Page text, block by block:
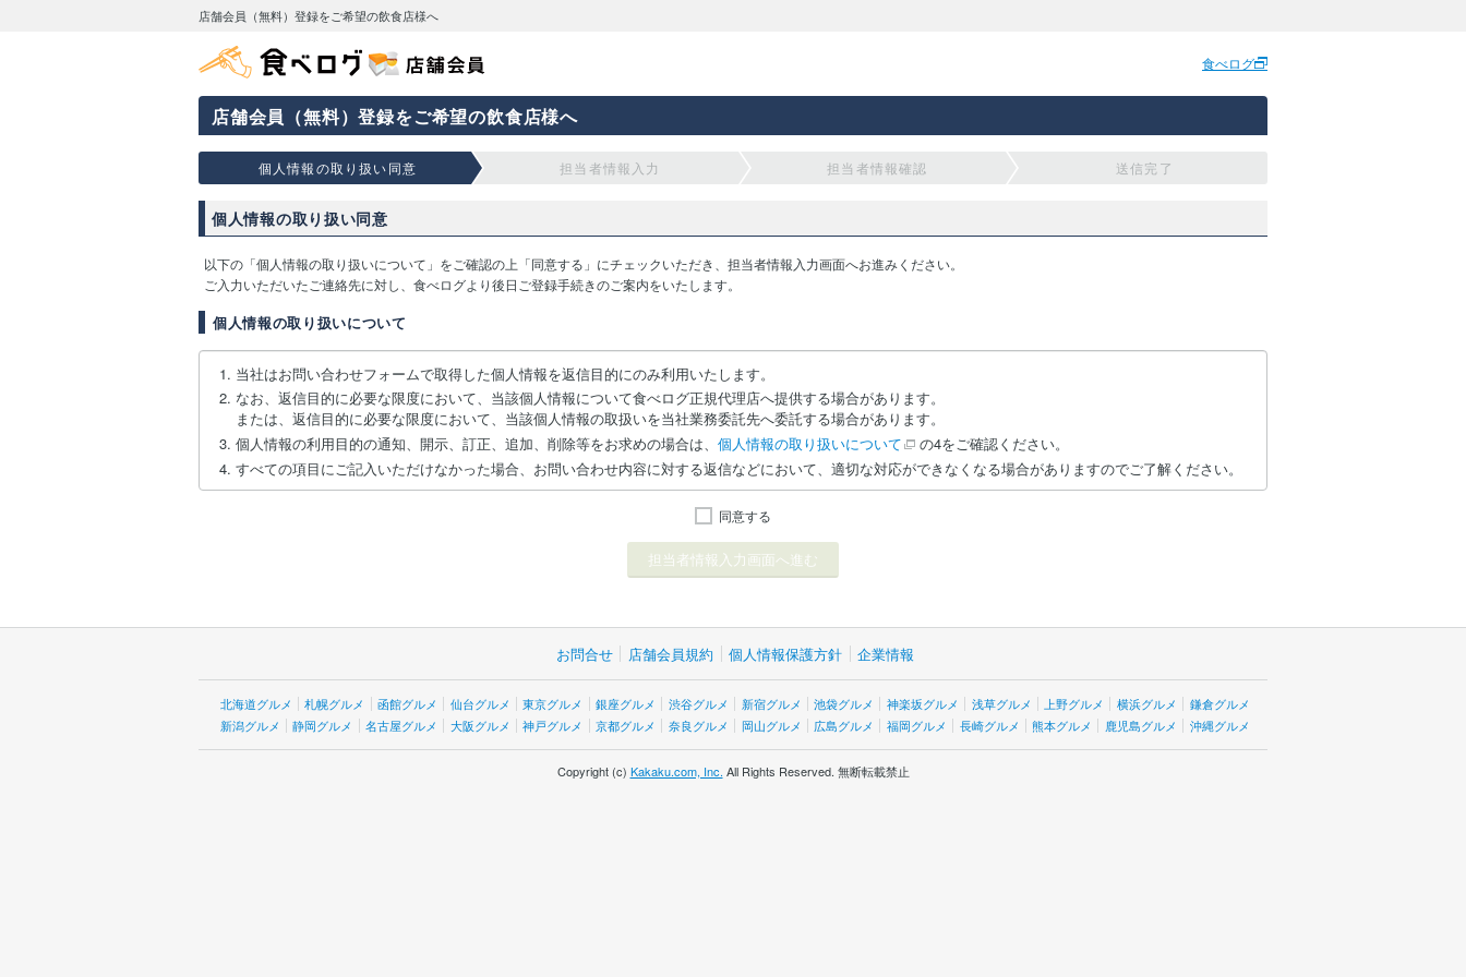
店舗会員（無料）登録をご希望の飲食店様へ
食べログ
店舗会員（無料）登録をご希望の飲食店様へ
個人情報の取り扱い同意 担当者情報入力 担当者情報確認 送信完了
個人情報の取り扱い同意
以下の「個人情報の取り扱いについて」をご確認の上「同意する」にチェックいただき、担当者情報入力画面へお進みください。
ご入力いただいたご連絡先に対し、食べログより後日ご登録手続きのご案内をいたします。
個人情報の取り扱いについて
当社はお問い合わせフォームで取得した個人情報を返信目的にのみ利用いたします。
なお、返信目的に必要な限度において、当該個人情報について食べログ正規代理店へ提供する場合があります。
または、返信目的に必要な限度において、当該個人情報の取扱いを当社業務委託先へ委託する場合があります。
個人情報の利用目的の通知、開示、訂正、追加、削除等をお求めの場合は、 個人情報の取り扱いについて
の4をご確認ください。
すべての項目にご記入いただけなかった場合、お問い合わせ内容に対する返信などにおいて、適切な対応ができなくなる場合がありますのでご了解ください。
同意する
お問合せ 店舗会員規約 個人情報保護方針 企業情報
北海道グルメ 札幌グルメ 函館グルメ 仙台グルメ 東京グルメ 銀座グルメ 渋谷グルメ 新宿グルメ 池袋グルメ 神楽坂グルメ 浅草グルメ 上野グルメ 横浜グルメ
鎌倉グルメ
新潟グルメ
静岡グルメ 名古屋グルメ 大阪グルメ 神戸グルメ 京都グルメ 奈良グルメ 岡山グルメ 広島グルメ 福岡グルメ 長崎グルメ 熊本グルメ 鹿児島グルメ 沖縄グルメ
Copyright (c) Kakaku.com, Inc. All Rights Reserved. 無断転載禁止